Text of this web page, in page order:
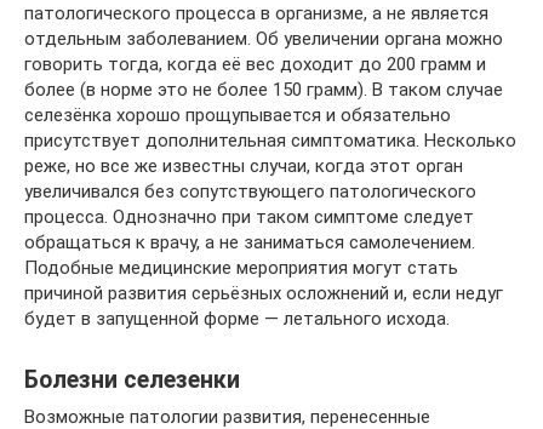
патологического процесса в организме, а не является
отдельным заболеванием. Об увеличении органа можно
говорить тогда, когда её вес доходит до 200 грамм и
более (в норме это не более 150 грамм). В таком случае
селезёнка хорошо прощупывается и обязательно
присутствует дополнительная симптоматика. Несколько
реже, но все же известны случаи, когда этот орган
увеличивался без сопутствующего патологического
процесса. Однозначно при таком симптоме следует
обращаться к врачу, а не заниматься самолечением.
Подобные медицинские мероприятия могут стать
причиной развития серьёзных осложнений и, если недуг
будет в запущенной форме — летального исхода.
Болезни селезенки
Возможные патологии развития, перенесенные